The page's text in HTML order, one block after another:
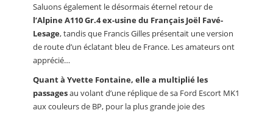
Saluons également le désormais éternel retour de
l’Alpine A110 Gr.4 ex-usine du Français Joël Favé-
Lesage, tandis que Francis Gilles présentait une version
de route d’un éclatant bleu de France. Les amateurs ont
apprécié…
Quant à Yvette Fontaine, elle a multiplié les
passagesau volant d’une réplique de sa Ford Escort MK1
aux couleurs de BP, pour la plus grande joie des